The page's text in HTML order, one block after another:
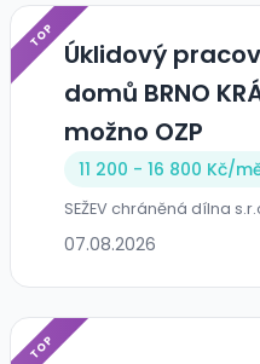
TOP
Úklidový
domů BRNO
možno OZP
11 200 - 16 800 Kč/
SEŽEV chráněná dílna
07.08.2026
TOP